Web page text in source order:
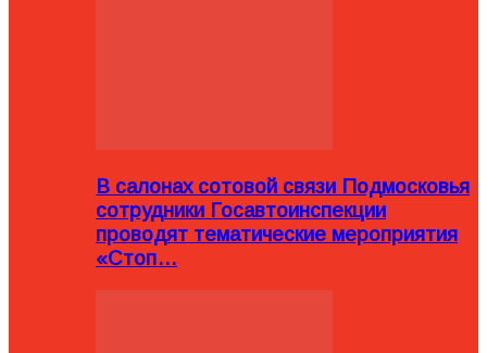
В салонах сотовой связи Подмосковья
сотрудники Госавтоинспекции
проводят тематические мероприятия
«Стоп…